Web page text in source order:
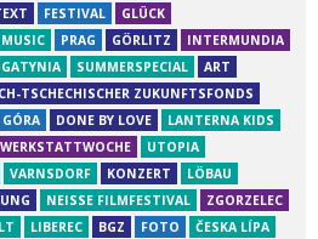
FESTIVAL
GLÜCK
MUSIC PRAG GÖRLITZ
INTERMUNDIA
SUMMERSPECIAL
ART
TSCHECHISCHER ZUKUNFTSFONDS
GÓRA DONE BY LOVE
LANTERNA KIDS
WERKSTATTWOCHE
UTOPIA
VARNSDORF KONZERT
LÖBAU
NEISSE FILMFESTIVAL
ZGORZELEC
LIBEREC BGZ FOTO
ČESKA LÍPA